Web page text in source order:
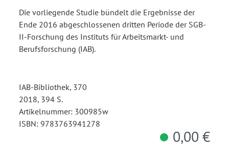
Die vorliegende Studie bündelt die Ergebnisse der
Ende 2016 abgeschlossenen dritten Periode der SGB-
II-Forschung des Instituts für Arbeitsmarkt- und
Berufsforschung (IAB).
IAB-Bibliothek, 370
2018, 394 S.
Artikelnummer: 300985w
ISBN: 9783763941278
0,00 €